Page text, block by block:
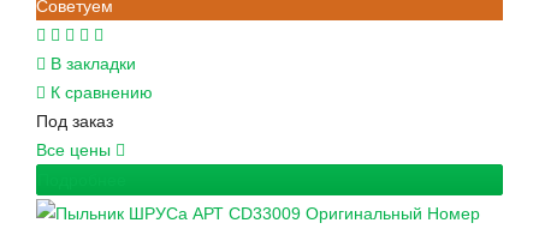
Советуем
В закладки
К сравнению
Под заказ
Все цены